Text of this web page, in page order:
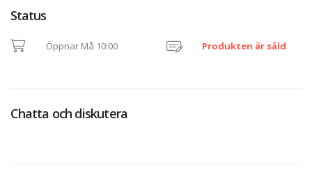
Status
Öppnar Må 10:00 Produkten är såld
Chatta och diskutera